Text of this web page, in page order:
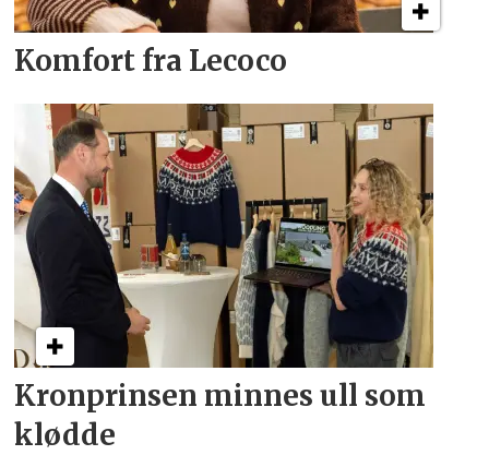
Komfort fra Lecoco
Kronprinsen minnes ull som
klødde